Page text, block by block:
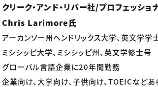
クリーク・アンド・リバー社/プロフェッシ
Chris Larimore氏
アーカンソー州ヘンドリックス大学、英文学学
ミシシッピ大学、ミシシッピ州、英文学修士号
グローバル言語企業に20年間勤務
企業向け、大学向け、子供向け、TOEICなどあ